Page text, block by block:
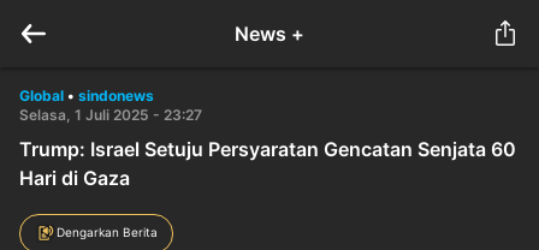
News +
Global • sindonews
Selasa, 1 Juli 2025 - 23:27
Trump: Israel Setuju Persyaratan Gencatan Senjata 60
Hari di Gaza
Dengarkan Berita